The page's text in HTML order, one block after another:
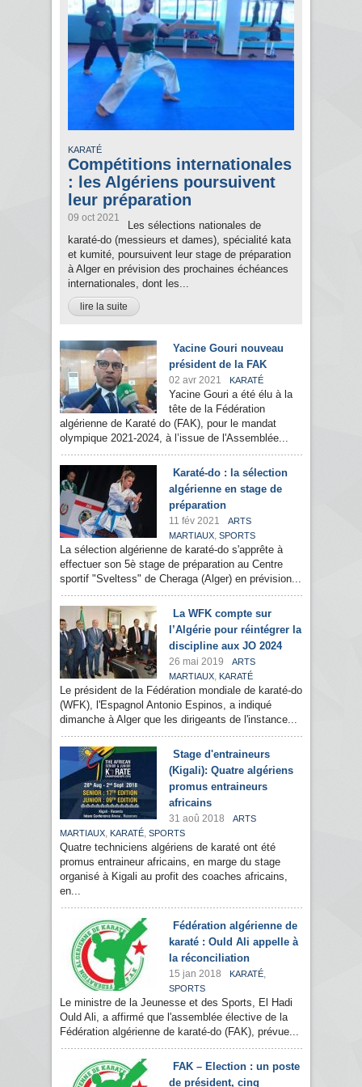
KARATÉ
Compétitions internationales
: les Algériens poursuivent
leur préparation
09 oct 2021
Les sélections nationales de
karaté-do (messieurs et dames), spécialité kata
et kumité, poursuivent leur stage de préparation
à Alger en prévision des prochaines échéances
internationales, dont les...
lire la suite
Yacine Gouri nouveau
président de la FAK
02 avr 2021 KARATÉ
Yacine Gouri a été élu à la
tête de la Fédération
algérienne de Karaté do (FAK), pour le mandat
olympique 2021-2024, à l’issue de l'Assemblée...
Karaté-do : la sélection
algérienne en stage de
préparation
11 fév 2021
ARTS
MARTIAUX, SPORTS
La sélection algérienne de karaté-do s'apprête à
effectuer son 5è stage de préparation au Centre
sportif "Sveltess" de Cheraga (Alger) en prévision...
La WFK compte sur
l’Algérie pour réintégrer la
discipline aux JO 2024
26 mai 2019
ARTS
MARTIAUX, KARATÉ
Le président de la Fédération mondiale de karaté-do
(WFK), l'Espagnol Antonio Espinos, a indiqué
dimanche à Alger que les dirigeants de l'instance...
Stage d'entraineurs
(Kigali): Quatre algériens
promus entraineurs
africains
31 aoû 2018
ARTS
MARTIAUX, KARATÉ, SPORTS
Quatre techniciens algériens de karaté ont été
promus entraineur africains, en marge du stage
organisé à Kigali au profit des coaches africains,
en...
Fédération algérienne de
karaté : Ould Ali appelle à
la réconciliation
15 jan 2018 KARATÉ,
SPORTS
Le ministre de la Jeunesse et des Sports, El Hadi
Ould Ali, a affirmé que l'assemblée élective de la
Fédération algérienne de karaté-do (FAK), prévue...
FAK – Election : un poste
de président, cinq